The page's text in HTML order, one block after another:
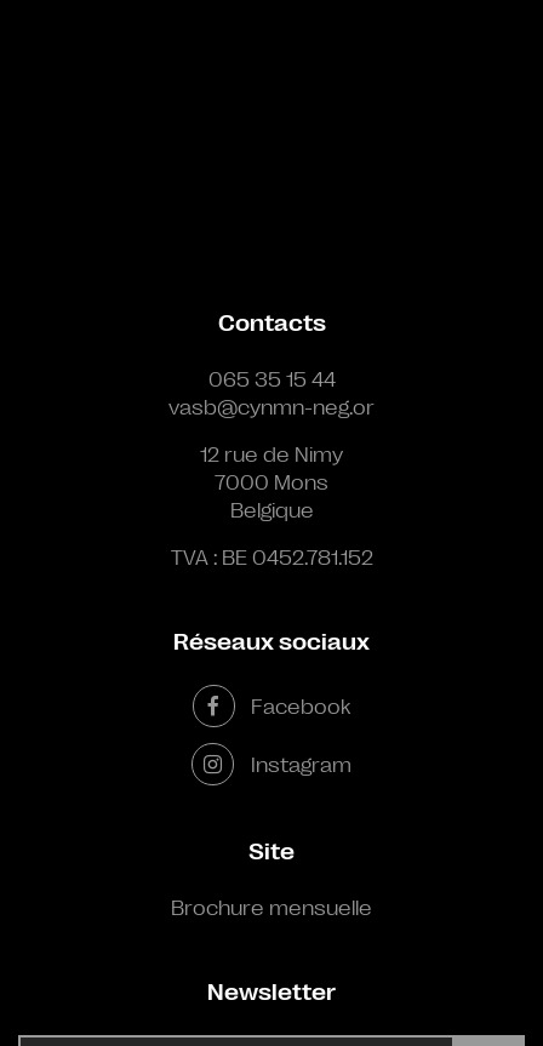
Contacts
065 35 15 44
vasb@cynmn-neg.or
12 rue de Nimy
7000 Mons
Belgique
TVA : BE 0452.781.152
Réseaux sociaux
Facebook
Instagram
Site
Brochure mensuelle
Newsletter